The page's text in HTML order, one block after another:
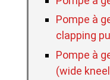
Pompe à
clapping
Pompe à
(wide